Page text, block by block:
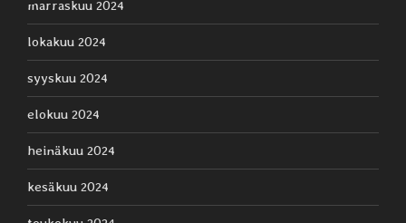
marraskuu 2024
lokakuu 2024
syyskuu 2024
elokuu 2024
heinäkuu 2024
kesäkuu 2024